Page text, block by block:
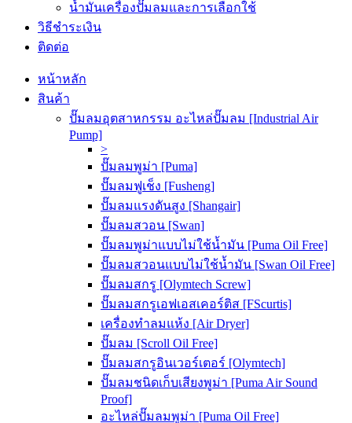
น้ำมันเครื่องปั๊มลมและการเลือกใช้
วิธีชำระเงิน
ติดต่อ
หน้าหลัก
สินค้า
ปั๊มลมอุตสาหกรรม อะไหล่ปั๊มลม [Industrial Air
Pump]
>
ปั๊มลมพูม่า [Puma]
ปั๊มลมฟูเช็ง [Fusheng]
ปั๊มลมแรงดันสูง [Shangair]
ปั๊มลมสวอน [Swan]
ปั๊มลมพูม่าแบบไม่ใช้น้ำมัน [Puma Oil Free]
ปั๊มลมสวอนแบบไม่ใช้น้ำมัน [Swan Oil Free]
ปั๊มลมสกรู [Olymtech Screw]
ปั๊มลมสกรูเอฟเอสเคอร์ติส [FScurtis]
เครื่องทำลมแห้ง [Air Dryer]
ปั๊มลม [Scroll Oil Free]
ปั๊มลมสกรูอินเวอร์เตอร์ [Olymtech]
ปั๊มลมชนิดเก็บเสียงพูม่า [Puma Air Sound
Proof]
อะไหล่ปั๊มลมพูม่า [Puma Oil Free]